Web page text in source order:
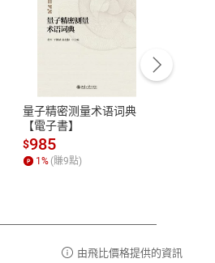
五 10:00-12:00、
假日及例假日休息)
量子精密测量术语词典
【電子書】
$985
1% (賺9點)
由飛比價格提供的資訊